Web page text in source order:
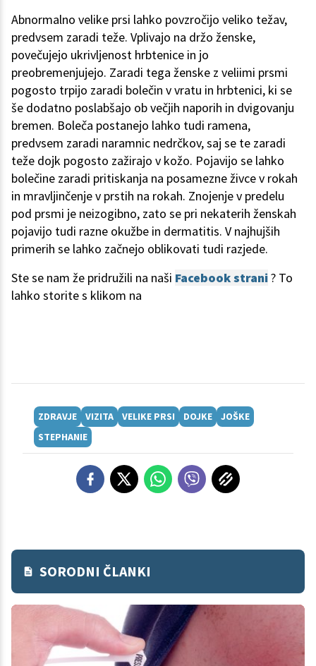
Abnormalno velike prsi lahko povzročijo veliko težav,
predvsem zaradi teže. Vplivajo na držo ženske,
povečujejo ukrivljenost hrbtenice in jo
preobremenjujejo. Zaradi tega ženske z veliimi prsmi
pogosto trpijo zaradi bolečin v vratu in hrbtenici, ki se
še dodatno poslabšajo ob večjih naporih in dvigovanju
bremen. Boleča postanejo lahko tudi ramena,
predvsem zaradi naramnic nedrčkov, saj se te zaradi
teže dojk pogosto zažirajo v kožo. Pojavijo se lahko
bolečine zaradi pritiskanja na posamezne živce v rokah
in mravljinčenje v prstih na rokah. Znojenje v predelu
pod prsmi je neizogibno, zato se pri nekaterih ženskah
pojavijo tudi razne okužbe in dermatitis. V najhujših
primerih se lahko začnejo oblikovati tudi razjede.
Ste se nam že pridružili na naši Facebook strani? To
lahko storite s klikom na
ZDRAVJE VIZITA VELIKE PRSI DOJKE
JOŠKE
STEPHANIE
SORODNI ČLANKI